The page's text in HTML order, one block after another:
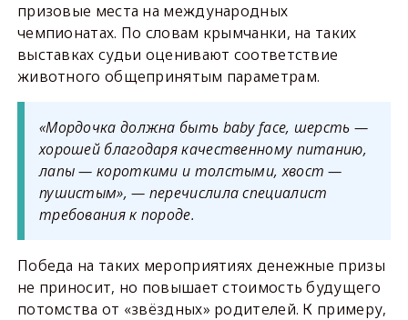
призовые места на международных
чемпионатах. По словам крымчанки, на таких
выставках судьи оценивают соответствие
животного общепринятым параметрам.
«Мордочка должна быть baby face, шерсть —
хорошей благодаря качественному питанию,
лапы — короткими и толстыми, хвост —
пушистым», — перечислила специалист
требования к породе.
Победа на таких мероприятиях денежные призы
не приносит, но повышает стоимость будущего
потомства от «звёздных» родителей. К примеру,